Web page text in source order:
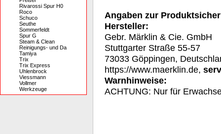
Rivarossi Spur H0
Roco
Schuco
Seuthe
Sommerfeldt
Spur G
Steam & Clean
Reinigungs- und Da
Tamiya
Trix
Trix Express
Uhlenbrock
Viessmann
Vollmer
Werkzeuge
Angaben zur
Hersteller:
Gebr. Märklin & Cie. GmbH
Stuttgarter Straße 55-57
73033 Göppingen,
https://www.maerklin.de,
Warnhinweise:
ACHTUNG: Nur für